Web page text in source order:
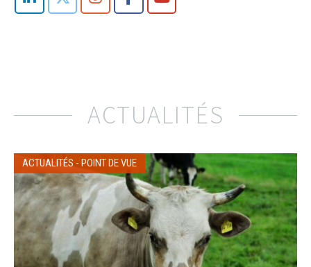
ACTUALITÉS
ACTUALITÉS - POINT DE VUE